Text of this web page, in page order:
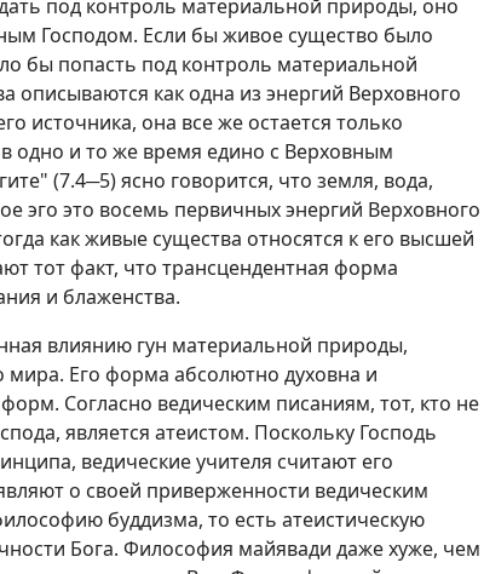
под контроль материальной природы, оно
Господом. Если бы живое существо было
бы попасть под контроль материальной
описываются как одна из энергий Верховного
источника, она все же остается только
одно и то же время едино с Верховным
(7.4─5) ясно говорится, что земля, вода,
эго это восемь первичных энергий Верховного
как живые существа относятся к его высшей
тот факт, что трансцендентная форма
и блаженства.
влиянию гун материальной природы,
мира. Его форма абсолютно духовна и
Согласно ведическим писаниям, тот, кто не
является атеистом. Поскольку Господь
ведические учителя считают его
о своей приверженности ведическим
буддизма, то есть атеистическую
Бога. Философия майявади даже хуже, чем